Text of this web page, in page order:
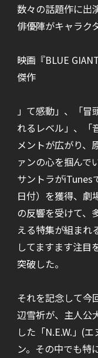
数々の話題作に出
俳優陣がキャラク
映画『BLUE
傑作
」て感動」、「冒
れるレベル」、「
メントが広がり、
ァンの心を掴んで
サントラがiTunes
日付）を獲得、劇
の反響を受けて、
える特集が組まれ
してますます注目
突破した。
それを記念して今
辺雪祈が、主人公
した「N.E.W.」(
ン。その中でも特